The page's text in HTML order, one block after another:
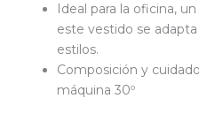
Ideal para la oficina,
este vestido se
estilos.
Composición y
máquina 30º